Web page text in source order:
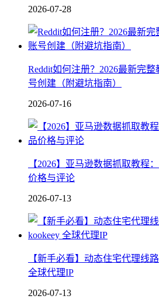
2026-07-28
Reddit如何注册？2026最新完
号创建（附避坑指南）
2026-07-16
【2026】亚马逊数据抓取教程
价格与评论
2026-07-13
【新手必看】动态住宅代理线
全球代理IP
2026-07-13